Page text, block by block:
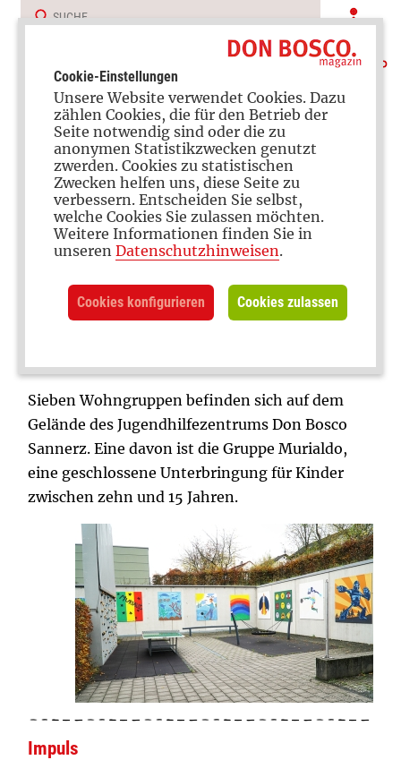
Deutschland/Österreich
Intensivpädagogik
Offener Schutzraum: So viel
Freiheit wie möglich
Sieben Wohngruppen befinden sich auf dem
Gelände des Jugendhilfezentrums Don Bosco
Sannerz. Eine davon ist die Gruppe Murialdo,
eine geschlossene Unterbringung für Kinder
zwischen zehn und 15 Jahren.
Impuls
Cookie-Einstellungen
Unsere Website verwendet Cookies. Dazu
zählen Cookies, die für den Betrieb der
Seite notwendig sind oder die zu
anonymen Statistikzwecken genutzt
zwerden. Cookies zu statistischen
Zwecken helfen uns, diese Seite zu
verbessern. Entscheiden Sie selbst,
welche Cookies Sie zulassen möchten.
Weitere Informationen finden Sie in
unseren Datenschutzhinweisen.
Cookies konfigurieren Cookies zulassen